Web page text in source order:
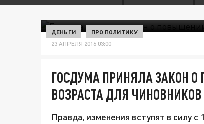
ДЕНЬГИ ПРО ПОЛИТИКУ
23 АПРЕЛЯ 2016 03:00
ГОСДУМА ПРИНЯЛА ЗАКОН
ВОЗРАСТА ДЛЯ ЧИНОВНИКОВ
Правда, изменения вступят в силу с